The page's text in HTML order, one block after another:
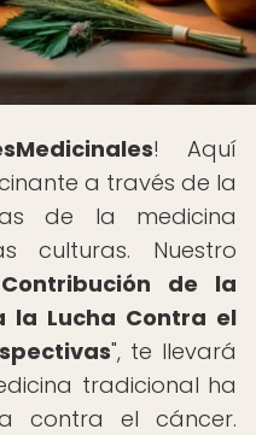
! Aquí
a través de la
de la medicina
culturas. Nuestro
de la
la Lucha Contra el
", te llevará
tradicional ha
contra el cáncer.